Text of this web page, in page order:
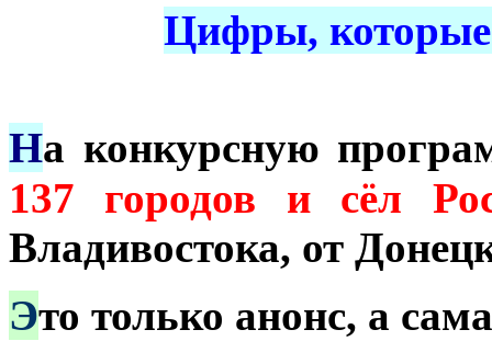
Цифры, которые
На конкурсную
137 городов и сёл
Владивостока, от
Это только анонс, а